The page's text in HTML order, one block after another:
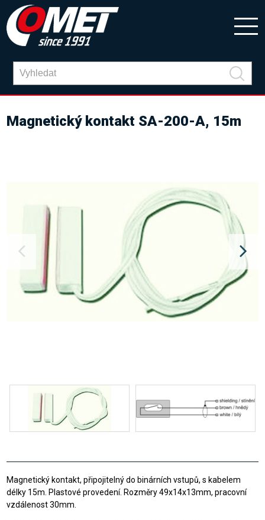
Magnetický kontakt SA-200-A, 15m
Magnetický kontakt, připojitelný do binárních vstupů, s kabelem
délky 15m. Plastové provedení. Rozměry 49x14x13mm, pracovní
vzdálenost 30mm.